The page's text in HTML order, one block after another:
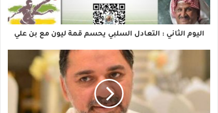
اليوم الثاني : التعادل السلبي يحسم قمة ليون مع بن علي